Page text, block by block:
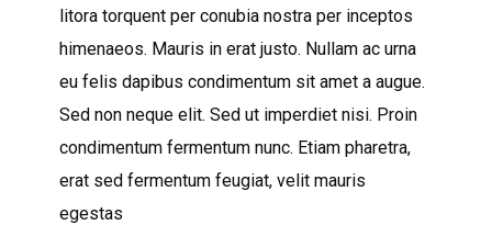
litora torquent per conubia nostra per inceptos
himenaeos. Mauris in erat justo. Nullam ac urna
eu felis dapibus condimentum sit amet a augue.
Sed non neque elit. Sed ut imperdiet nisi. Proin
condimentum fermentum nunc. Etiam pharetra,
erat sed fermentum feugiat, velit mauris
egestas